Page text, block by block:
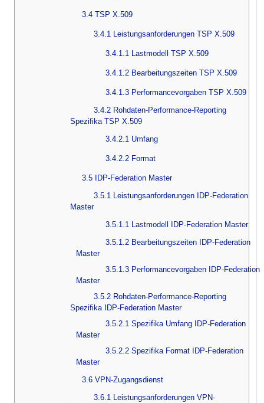
3.4 TSP X.509
3.4.1 Leistungsanforderungen TSP X.509
3.4.1.1 Lastmodell TSP X.509
3.4.1.2 Bearbeitungszeiten TSP X.509
3.4.1.3 Performancevorgaben TSP X.509
3.4.2 Rohdaten-Performance-Reporting
Spezifika TSP X.509
3.4.2.1 Umfang
3.4.2.2 Format
3.5 IDP-Federation Master
3.5.1 Leistungsanforderungen IDP-Federation
Master
3.5.1.1 Lastmodell IDP-Federation Master
3.5.1.2 Bearbeitungszeiten IDP-Federation
Master
3.5.1.3 Performancevorgaben IDP-Federation
Master
3.5.2 Rohdaten-Performance-Reporting
Spezifika IDP-Federation Master
3.5.2.1 Spezifika Umfang IDP-Federation
Master
3.5.2.2 Spezifika Format IDP-Federation
Master
3.6 VPN-Zugangsdienst
3.6.1 Leistungsanforderungen VPN-